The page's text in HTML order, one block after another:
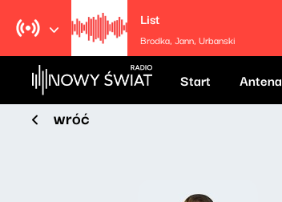
List
Brodka, Jann, Urbanski
Start Antena
wróć